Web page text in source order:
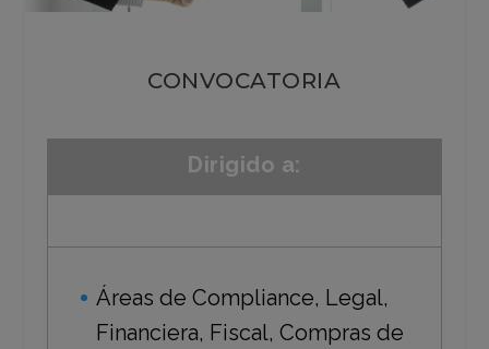
CONVOCATORIA
Dirigido a:
Áreas de Compliance, Legal,
Financiera, Fiscal, Compras de